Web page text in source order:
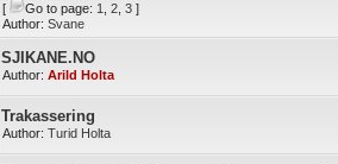
[ Go to page: 1 2 3 ]
Author: Svane
SJIKANE.NO
Author: Arild Holta
Trakassering
Author: Turid Holta